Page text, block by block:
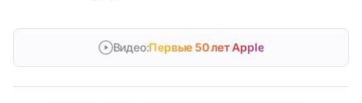
Видео:Первые 50 лет Apple